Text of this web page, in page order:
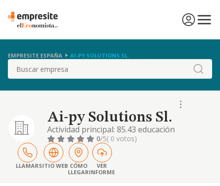
EMPRESITE ESPAÑA AI-PY SOLUTIONS SL.
Buscar
Ai-py Solutions Sl.
Actividad principal: 85.43 educación
universitaria. otras actividades: 68.20 alquiler
de bienes inmobiliarios por cuenta propia.
85.32 educación secundaria técnica y
profesional. 73.11 agencias de publicidad.
71.12 servicios técnicos de ingeniería y otras
0/5( 0 votos)
LLAMARSITIO WEB CÓMO
LLEGAR
VER
INFORME